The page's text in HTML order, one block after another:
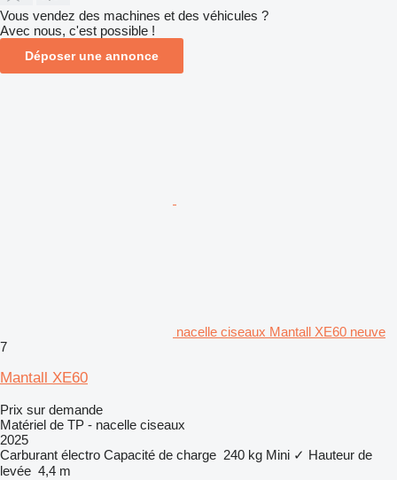
Vous vendez des machines et des véhicules ?
Avec nous, c'est possible !
Déposer une annonce
nacelle ciseaux Mantall XE60 neuve
7
Mantall XE60
Prix sur demande
Matériel de TP - nacelle ciseaux
2025
Carburant électro Capacité de charge 240 kg Mini ✓ Hauteur de
levée 4,4 m